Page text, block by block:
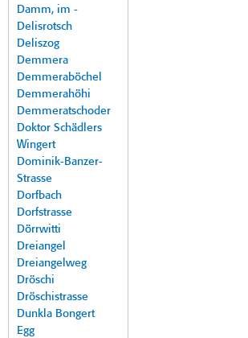
Damm, im -
Delisrotsch
Deliszog
Demmera
Demmeraböchel
Demmerahöhi
Demmeratschoder
Doktor Schädlers
Wingert
Dominik-Banzer-
Strasse
Dorfbach
Dorfstrasse
Dörrwitti
Dreiangel
Dreiangelweg
Dröschi
Dröschistrasse
Dunkla Bongert
Egg